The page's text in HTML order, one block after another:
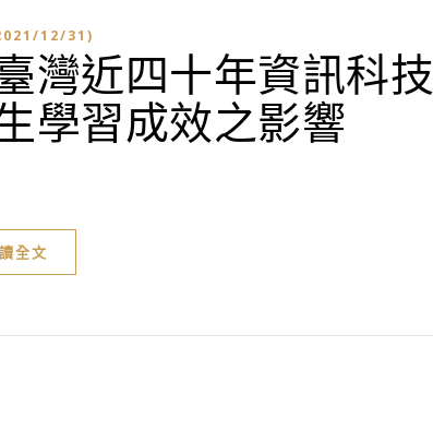
12/31)
灣近四十年資訊科技
學習成效之影響
全文